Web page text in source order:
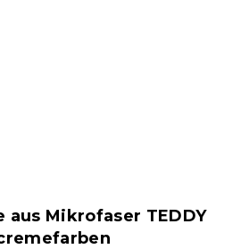
aus Mikrofaser TEDDY